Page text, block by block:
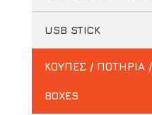
USB STICK
ΚΟΥΠΕΣ / ΠΟΤΗΡΙΑ
BOXES